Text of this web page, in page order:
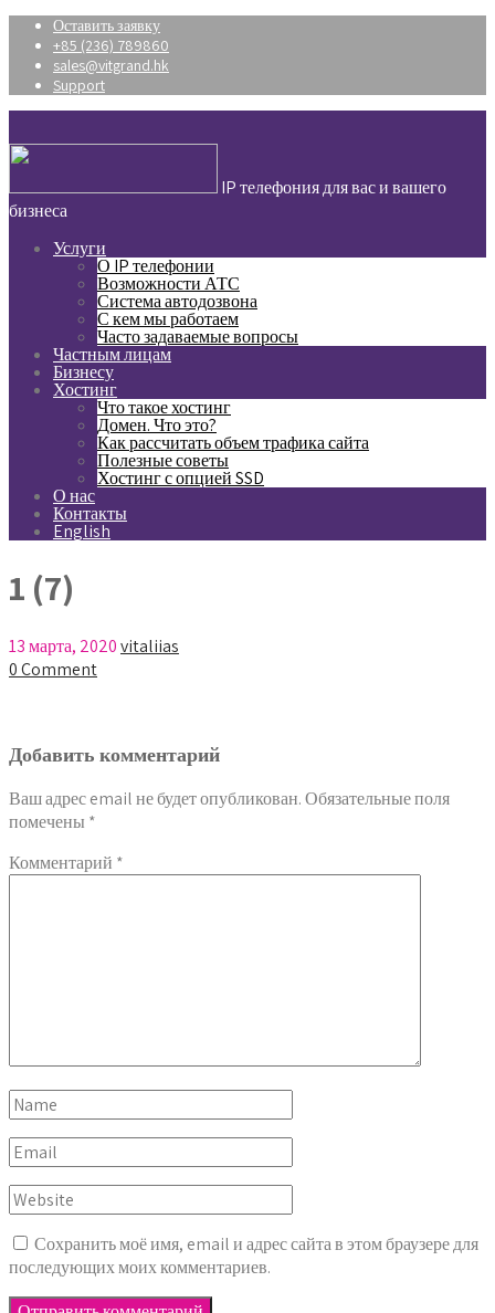
Оставить заявку
+85 (236) 789860
sales@vitgrand.hk
Support
IP телефония для вас и вашего
бизнеса
Услуги
О IP телефонии
Возможности АТС
Система автодозвона
С кем мы работаем
Часто задаваемые вопросы
Частным лицам
Бизнесу
Хостинг
Что такое хостинг
Домен. Что это?
Как рассчитать объем трафика сайта
Полезные советы
Хостинг с опцией SSD
О нас
Контакты
English
1 (7)
13 марта, 2020vitaliias
0 Comment
Добавить комментарий
Ваш адрес email не будет опубликован.Обязательные поля
помечены *
Комментарий *
Сохранить моё имя, email и адрес сайта в этом браузере для
последующих моих комментариев.